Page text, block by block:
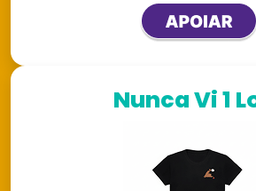
Nunca Vi 1